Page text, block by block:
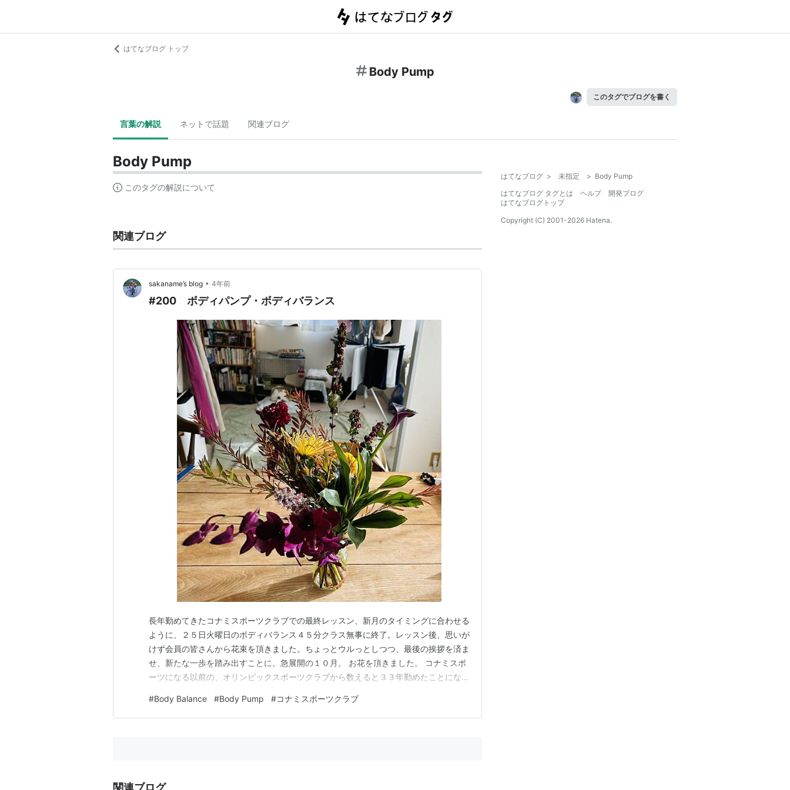
はてなブログ トップ
Body Pump
このタグでブログを書く
言葉の解説 ネットで話題 関連ブログ
Body Pump
このタグの解説について
関連ブログ
sakaname’s blog • 4年前
#200 ボディパンプ・ボディバランス
長年勤めてきたコナミスポーツクラブでの最終レッスン、新月のタイミングに合わせる
ように、２５日火曜日のボディバランス４５分クラス無事に終了。レッスン後、思いが
けず会員の皆さんから花束を頂きました。ちょっとウルっとしつつ、最後の挨拶を済ま
せ、新たな一歩を踏み出すことに。急展開の１０月。 お花を頂きました。 コナミスポ
ーツになる以前の、オリンピックスポーツクラブから数えると３３年勤めたことになり
ィパンプを始め、さらにボディバランスのレッスンもやるようになりました。半分は自
分自身のトレーニングを兼ねて続けていましたが、この２…
#Body Balance #Body Pump #コナミスポーツクラブ
関連ブログ
はてなブログ > 未指定 > Body Pump
はてなブログ タグとは
ヘルプ
開発ブログ
はてなブログトップ
Copyright (C) 2001-2026 Hatena.